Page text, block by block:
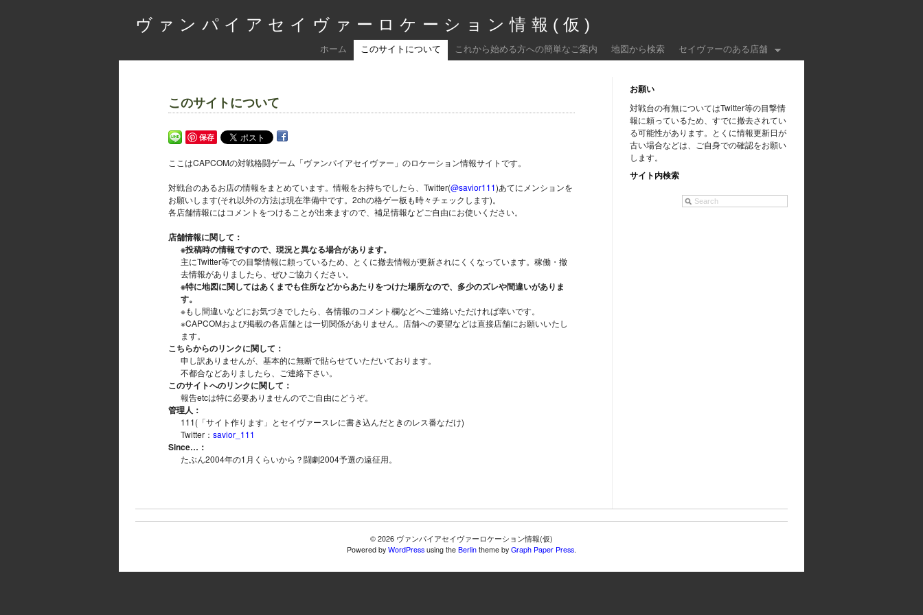
ヴァンパイアセイヴァーロケーション情報(仮)
ホーム このサイトについて これから始める方への簡単なご案内 地図から検索 セイヴァーのある店舗
このサイトについて
保存
ここはCAPCOMの対戦格闘ゲーム「ヴァンパイアセイヴァー」のロケーション情報サイトです。
対戦台のあるお店の情報をまとめています。情報をお持ちでしたら、Twitter(@savior111)あてにメンションを
お願いします(それ以外の方法は現在準備中です。2chの格ゲー板も時々チェックします)。
各店舗情報にはコメントをつけることが出来ますので、補足情報などご自由にお使いください。
店舗情報に関して：
※投稿時の情報ですので、現況と異なる場合があります。
主にTwitter等での目撃情報に頼っているため、とくに撤去情報が更新されにくくなっています。稼働・撤
去情報がありましたら、ぜひご協力ください。
※特に地図に関してはあくまでも住所などからあたりをつけた場所なので、多少のズレや間違いがありま
す。
※もし間違いなどにお気づきでしたら、各情報のコメント欄などへご連絡いただければ幸いです。
※CAPCOMおよび掲載の各店舗とは一切関係がありません。店舗への要望などは直接店舗にお願いいたし
ます。
こちらからのリンクに関して：
申し訳ありませんが、基本的に無断で貼らせていただいております。
不都合などありましたら、ご連絡下さい。
このサイトへのリンクに関して：
報告etcは特に必要ありませんのでご自由にどうぞ。
管理人：
111(「サイト作ります」とセイヴァースレに書き込んだときのレス番なだけ)
Twitter： savior_111
Since…：
たぶん2004年の1月くらいから？闘劇2004予選の遠征用。
お願い
対戦台の有無についてはTwitter等の目撃情
報に頼っているため、すでに撤去されてい
る可能性があります。とくに情報更新日が
古い場合などは、ご自身での確認をお願い
します。
サイト内検索
© 2026 ヴァンパイアセイヴァーロケーション情報(仮)
Powered by WordPress using the Berlin theme by Graph Paper Press.